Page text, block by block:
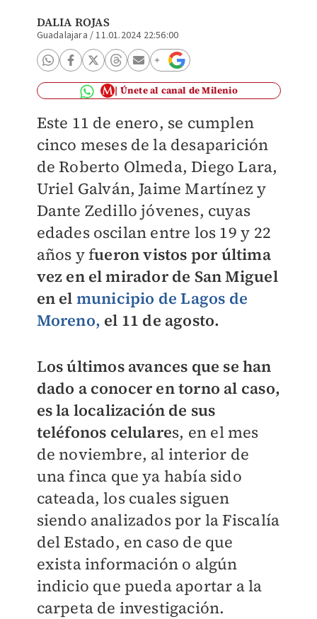
DALIA ROJAS
Guadalajara /11.01.2024 22:56:00
Únete al canal de Milenio
Este 11 de enero, se cumplen
cinco meses de la desaparición
de Roberto Olmeda, Diego Lara,
Uriel Galván, Jaime Martínez y
Dante Zedillo jóvenes, cuyas
edades oscilan entre los 19 y 22
años y fueron vistos por última
vez en el mirador de San Miguel
en el municipio de Lagos de
Moreno, el 11 de agosto.
Los últimos avances que se han
dado a conocer en torno al caso,
es la localización de sus
teléfonos celulares, en el mes
de noviembre, al interior de
una finca que ya había sido
cateada, los cuales siguen
siendo analizados por la Fiscalía
del Estado, en caso de que
exista información o algún
indicio que pueda aportar a la
carpeta de investigación.